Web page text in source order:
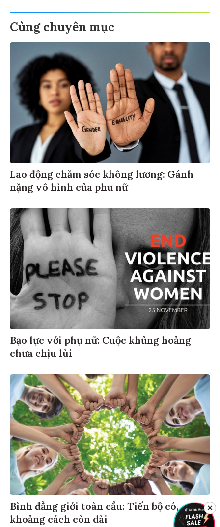
Cùng chuyên mục
Lao động chăm sóc không lương: Gánh
nặng vô hình của phụ nữ
Bạo lực với phụ nữ: Cuộc khủng hoảng
chưa chịu lùi
Bình đẳng giới toàn cầu: Tiến bộ có,
khoảng cách còn dài
✕